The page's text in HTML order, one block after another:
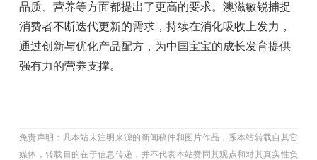
品质、营养等方面都提出了更高的要求。澳滋敏锐捕捉
消费者不断迭代更新的需求，持续在消化吸收上发力，
通过创新与优化产品配方，为中国宝宝的成长发育提供
强有力的营养支撑。
免责声明：凡本站未注明来源的新闻稿件和图片作品，系本站转载自其它
媒体，转载目的在于信息传递，并不代表本站赞同其观点和对其真实性负